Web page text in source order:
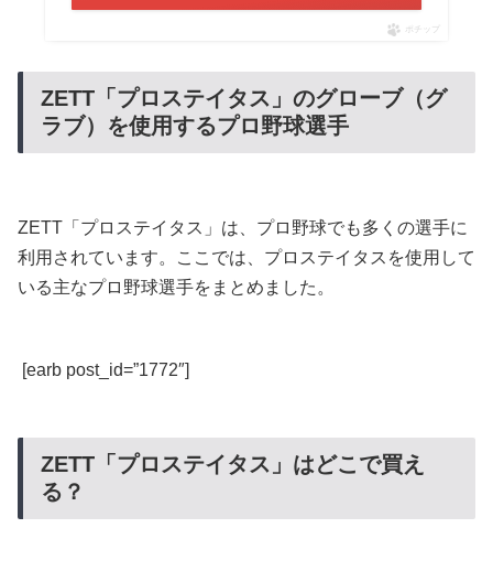
ポチップ
ZETT「プロステイタス」のグローブ（グ
ラブ）を使用するプロ野球選手
ZETT「プロステイタス」は、プロ野球でも多くの選手に
利用されています。ここでは、プロステイタスを使用して
いる主なプロ野球選手をまとめました。
[earb post_id=”1772″]
ZETT「プロステイタス」はどこで買え
る？